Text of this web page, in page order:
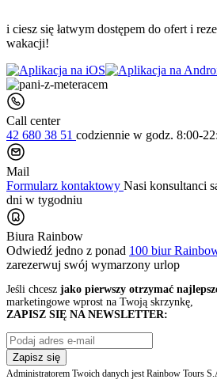
i ciesz się łatwym dostępem do ofert i
wakacji!
Call center
42 680 38 51 codziennie w godz. 8:00-
Mail
Formularz kontaktowy Nasi konsultanci
dni w tygodniu
Biura Rainbow
Odwiedź jedno z ponad 100 biur
zarezerwuj swój wymarzony urlop
Jeśli chcesz jako pierwszy otrzymać
marketingowe wprost na Twoją skrzynkę,
ZAPISZ SIĘ NA NEWSLETTER:
Zapisz się
Administratorem Twoich danych jest Rainbow Tours